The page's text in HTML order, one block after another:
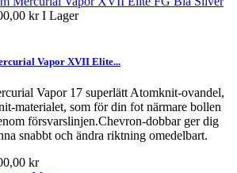
krI Lager
Vapor XVII Elite...
Vapor 17 superlätt Atomknit-ovandel,
materialet, som för din fot närmare bollen
försvarslinjen.Chevron-dobbar ger dig
snabbt och ändra riktning omedelbart.
kr